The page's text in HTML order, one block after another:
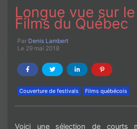
Longue vue sur
Films du Québec
Par Denis Lambert
Le 29 mai 2018
Couverture de festivals Films québécois
Voici une sélection de courts